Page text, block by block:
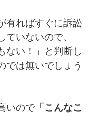
有ればすぐに訴訟
いないので、
ない！」と判断し
では無いでしょう
いので 「こんなこ